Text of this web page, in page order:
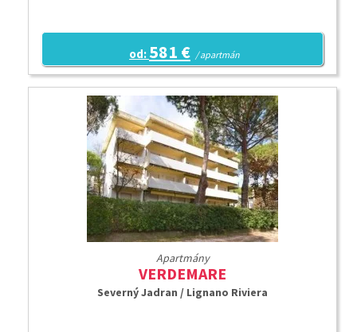
od: 581 € / apartmán
Apartmány
VERDEMARE
Severný Jadran / Lignano Riviera